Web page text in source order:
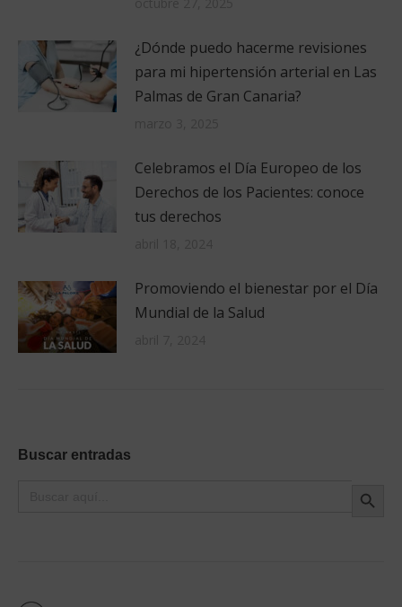
¿Dónde puedo hacerme revisiones
para mi hipertensión arterial en Las
Palmas de Gran Canaria?
Celebramos el Día Europeo de los
Derechos de los Pacientes: conoce
tus derechos
Promoviendo el bienestar por el Día
Mundial de la Salud
Buscar entradas